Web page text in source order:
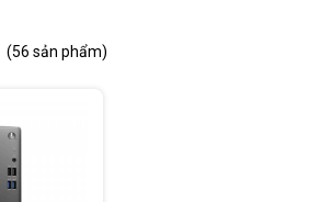
(56 sản phẩm)